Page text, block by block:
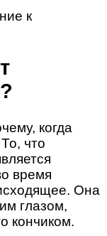
к
когда
что
время
Она
глазом,
кончиком.